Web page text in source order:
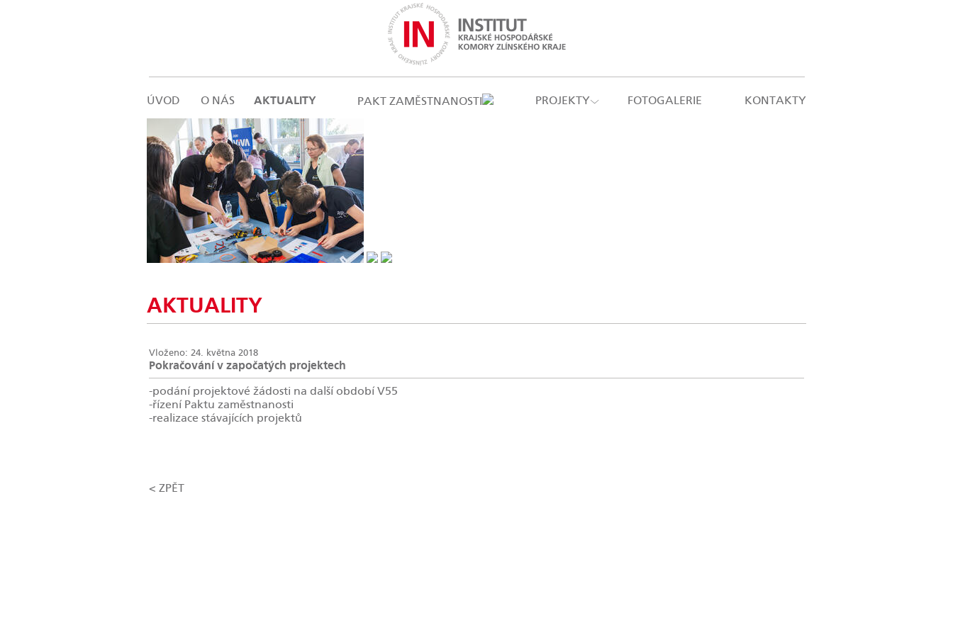
ÚVOD O NÁS AKTUALITY PAKT ZAMĚSTNANOSTI PROJEKTY FOTOGALERIE KONTAKTY
AKTUALITY
Vloženo: 24. května 2018
Pokračování v započatých projektech
-podání projektové žádosti na další období V55
-řízení Paktu zaměstnanosti
-realizace stávajících projektů
< ZPĚT